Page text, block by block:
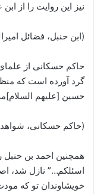
نیز این روایت را از
(ابن حنبل، فضائل
حاکم حسکانی از
گرد آورده است که
حسین [علیهم
(حاکم حسکانی، شواهد التنزیل، ۱۴۱۱ق، جلد
همچنین احمد بن حنبل
اسئلکم…” نازل شد،
خویشاوندان تو که